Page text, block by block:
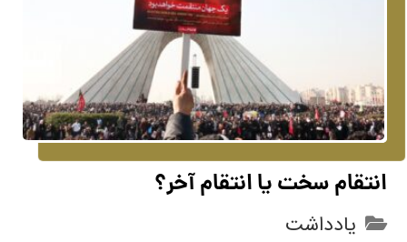
انتقام سخت یا انتقام آخر؟
یادداشت